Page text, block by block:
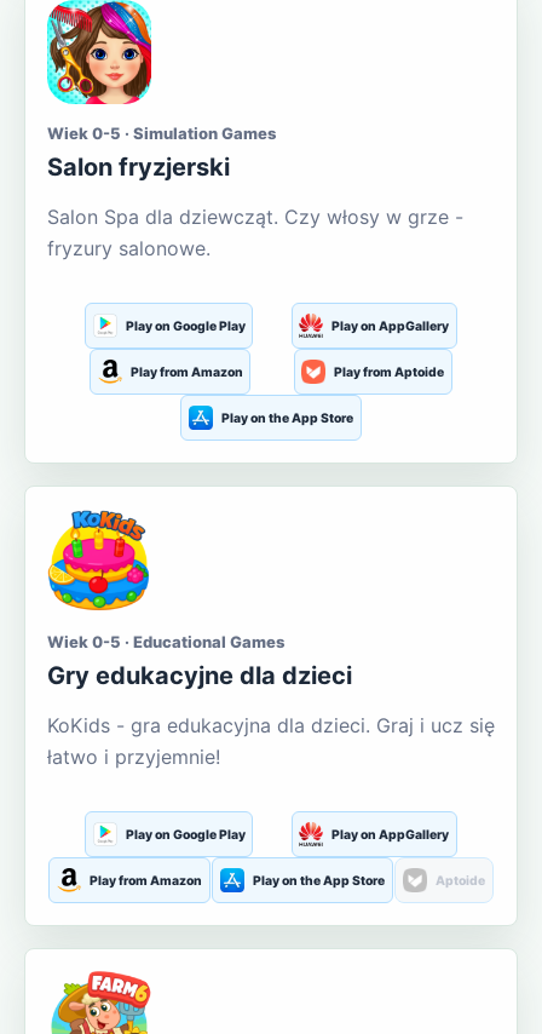
Wiek 0-5 · Simulation Games
Salon fryzjerski
Salon Spa dla dziewcząt. Czy włosy w grze -
fryzury salonowe.
Play on Google Play Play on AppGallery
Play from Amazon Play from Aptoide
Play on the App Store
Wiek 0-5 · Educational Games
Gry edukacyjne dla dzieci
KoKids - gra edukacyjna dla dzieci. Graj i ucz się
łatwo i przyjemnie!
Play on Google Play Play on AppGallery
Play from Amazon Play on the App Store Aptoide